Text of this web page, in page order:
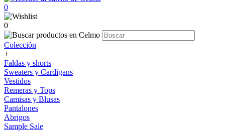
0
0
Colección
+
Faldas y shorts
Sweaters y Cardigans
Vestidos
Remeras y Tops
Camisas y Blusas
Pantalones
Abrigos
Sample Sale